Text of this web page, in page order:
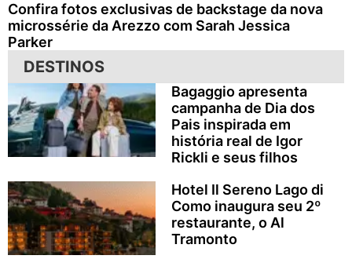
Confira fotos exclusivas de backstage da nova
microssérie da Arezzo com Sarah Jessica
Parker
DESTINOS
Bagaggio apresenta
campanha de Dia dos
Pais inspirada em
história real de Igor
Rickli e seus filhos
Hotel Il Sereno Lago di
Como inaugura seu 2º
restaurante, o Al
Tramonto